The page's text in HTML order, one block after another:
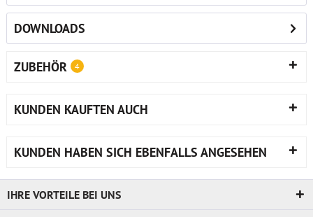
DOWNLOADS
ZUBEHÖR 4
KUNDEN KAUFTEN AUCH
KUNDEN HABEN SICH EBENFALLS ANGESEHEN
IHRE VORTEILE BEI UNS